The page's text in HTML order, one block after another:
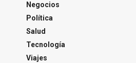
Negocios
Política
Salud
Tecnología
Viajes